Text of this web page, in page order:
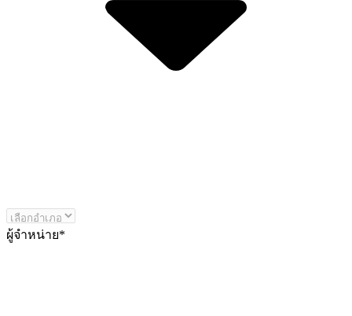
ผู้จำหน่าย*